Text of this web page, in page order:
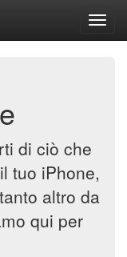
di ciò che
tuo iPhone,
altro da
qui per